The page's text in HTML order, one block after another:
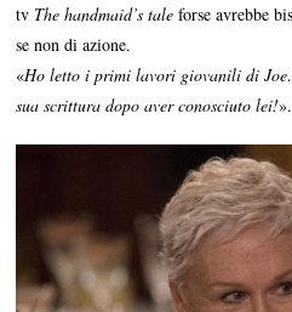
tv The handmaid’s tale forse avrebbe
se non di azione.
«Ho letto i primi lavori giovanili di
sua scrittura dopo aver conosciuto lei!».